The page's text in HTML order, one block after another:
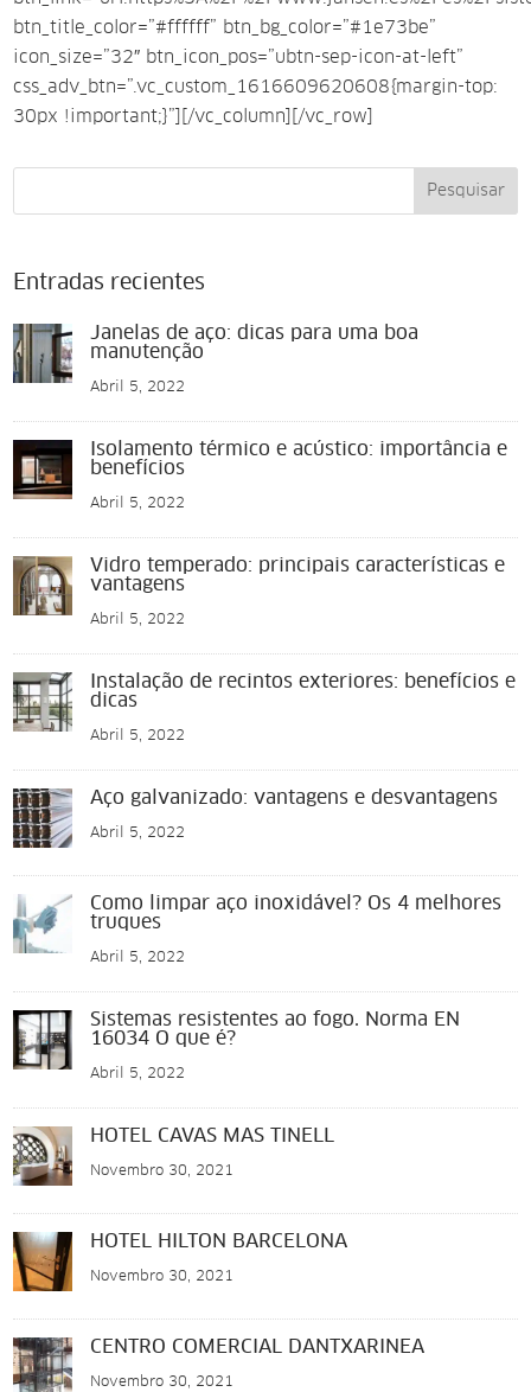
btn_title_color=”#ffffff” btn_bg_color=”#1e73be”
icon_size=”32″ btn_icon_pos=”ubtn-sep-icon-at-left”
css_adv_btn=”.vc_custom_1616609620608{margin-top:
30px !important;}”][/vc_column][/vc_row]
Pesquisar
Entradas recientes
Janelas de aço: dicas para uma boa
manutenção
Abril 5, 2022
Isolamento térmico e acústico: importância e
benefícios
Abril 5, 2022
Vidro temperado: principais características e
vantagens
Abril 5, 2022
Instalação de recintos exteriores: benefícios e
dicas
Abril 5, 2022
Aço galvanizado: vantagens e desvantagens
Abril 5, 2022
Como limpar aço inoxidável? Os 4 melhores
truques
Abril 5, 2022
Sistemas resistentes ao fogo. Norma EN
16034 O que é?
Abril 5, 2022
HOTEL CAVAS MAS TINELL
Novembro 30, 2021
HOTEL HILTON BARCELONA
Novembro 30, 2021
CENTRO COMERCIAL DANTXARINEA
Novembro 30, 2021